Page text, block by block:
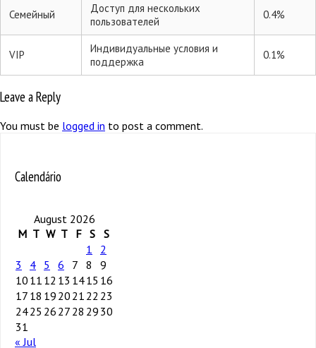
Семейный
Доступ для нескольких
пользователей
0.4%
VIP
Индивидуальные условия и
поддержка
0.1%
Leave a Reply
You must be logged in to post a comment.
Calendário
August 2026
M T W T F S S
1
2
3
4 5 6 7 8
9
10 11 12 13 1415 16
17 18 19 20 21 22 23
2425 26 27 28 29 30
31
« Jul